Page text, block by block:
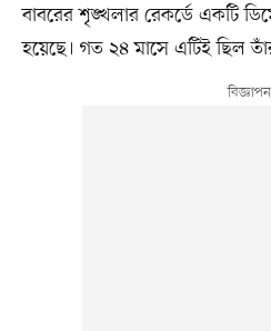
বাবরের শৃঙ্খলার রেকর্ডে একটি
হয়েছে। গত ২৪ মাসে এটিই ছিল